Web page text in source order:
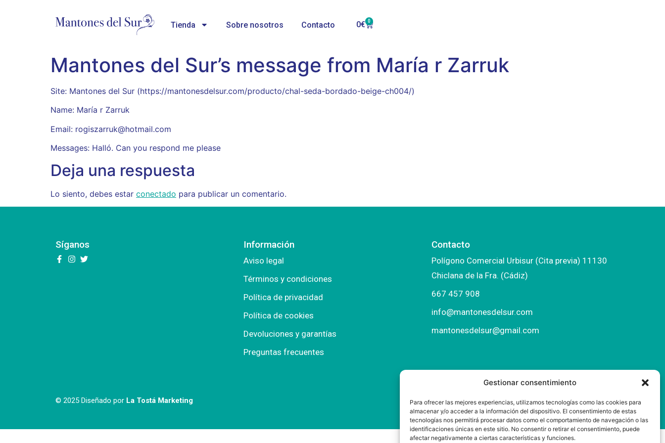
Gestionar consentimiento
Para ofrecer las mejores experiencias, utilizamos tecnologías como las cookies para
almacenar y/o acceder a la información del dispositivo. El consentimiento de estas
tecnologías nos permitirá procesar datos como el comportamiento de navegación o las
identificaciones únicas en este sitio. No consentir o retirar el consentimiento, puede
afectar negativamente a ciertas características y funciones.
Tienda Sobre nosotros Contacto 0€ 0
Mantones del Sur’s message from María r Zarruk
Site: Mantones del Sur (https://mantonesdelsur.com/producto/chal-seda-bordado-beige-ch004/)
Name: María r Zarruk
Email: rogiszarruk@hotmail.com
Messages: Halló. Can you respond me please
Deja una respuesta
Lo siento, debes estar conectado para publicar un comentario.
Síganos Información
Aviso legal
Términos y condiciones
Política de privacidad
Política de cookies
Devoluciones y garantías
Preguntas frecuentes
Contacto
Polígono Comercial Urbisur (Cita previa) 11130
Chiclana de la Fra. (Cádiz)
667 457 908
info@mantonesdelsur.com
mantonesdelsur@gmail.com
© 2025 Diseñado por La Tostá Marketing